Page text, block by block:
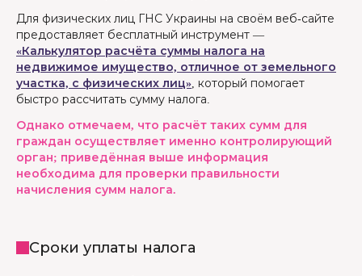
Для физических лиц ГНС Украины на своём веб-сайте
предоставляет бесплатный инструмент —
«Калькулятор расчёта суммы налога на
недвижимое имущество, отличное от земельного
участка, с физических лиц», который помогает
быстро рассчитать сумму налога.
Однако отмечаем, что расчёт таких сумм для
граждан осуществляет именно контролирующий
орган; приведённая выше информация
необходима для проверки правильности
начисления сумм налога.
Сроки уплаты налога